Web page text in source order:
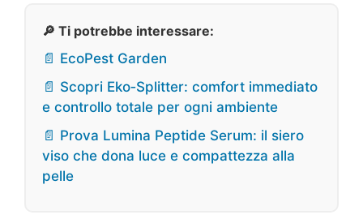
🔎 Ti potrebbe interessare:
📄 EcoPest Garden
📄 Scopri Eko‑Splitter: comfort immediato
e controllo totale per ogni ambiente
📄 Prova Lumina Peptide Serum: il siero
viso che dona luce e compattezza alla
pelle